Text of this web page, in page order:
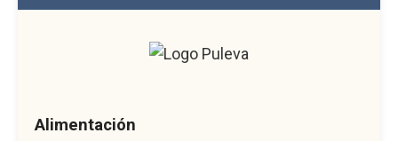
Alimentación